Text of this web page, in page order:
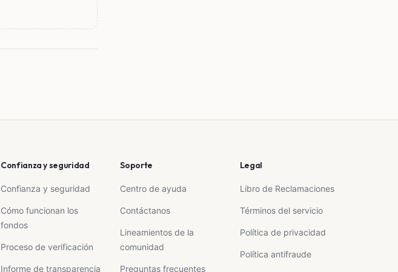
Confianza y seguridad
Confianza y seguridad
Cómo funcionan los
fondos
Proceso de verificación
Informe de transparencia
Soporte
Centro de ayuda
Contáctanos
Lineamientos de la
comunidad
Preguntas frecuentes
Legal
Libro de Reclamaciones
Términos del servicio
Política de privacidad
Política antifraude